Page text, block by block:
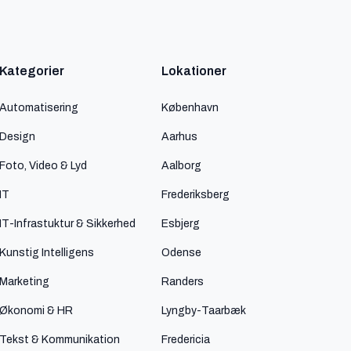
Kategorier
Automatisering
Design
Foto, Video & Lyd
IT
IT-Infrastuktur & Sikkerhed
Kunstig Intelligens
Marketing
Økonomi & HR
Tekst & Kommunikation
Lokationer
København
Aarhus
Aalborg
Frederiksberg
Esbjerg
Odense
Randers
Lyngby-Taarbæk
Fredericia